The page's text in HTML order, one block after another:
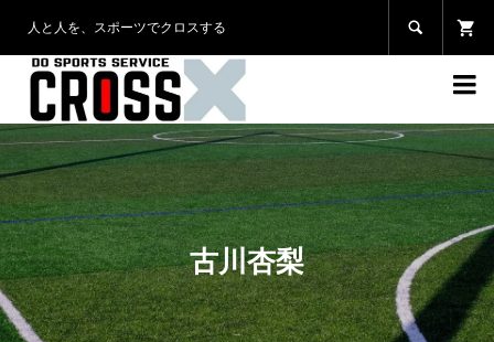
人と人を、スポーツでクロスする 

古川杏梨